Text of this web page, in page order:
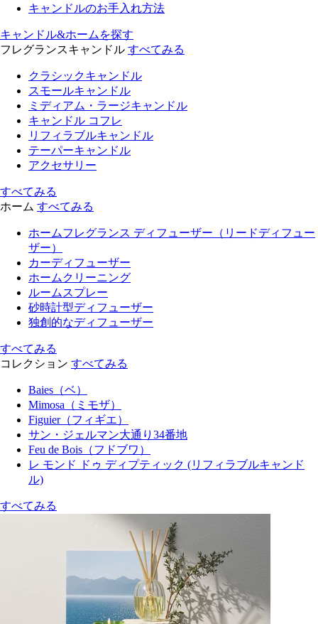
キャンドルのお手入れ方法
キャンドル&ホームを探す
フレグランスキャンドル すべてみる
クラシックキャンドル
スモールキャンドル
ミディアム・ラージキャンドル
キャンドル コフレ
リフィラブルキャンドル
テーパーキャンドル
アクセサリー
すべてみる
ホーム すべてみる
ホームフレグランス ディフューザー（リードディフュー
ザー）
カーディフューザー
ホームクリーニング
ルームスプレー
砂時計型ディフューザー
独創的なディフューザー
すべてみる
コレクション すべてみる
Baies（ベ）
Mimosa（ミモザ）
Figuier（フィギエ）
サン・ジェルマン大通り34番地
Feu de Bois（フドブワ）
レ モンド ドゥ ディプティック (リフィラブルキャンド
ル)
すべてみる